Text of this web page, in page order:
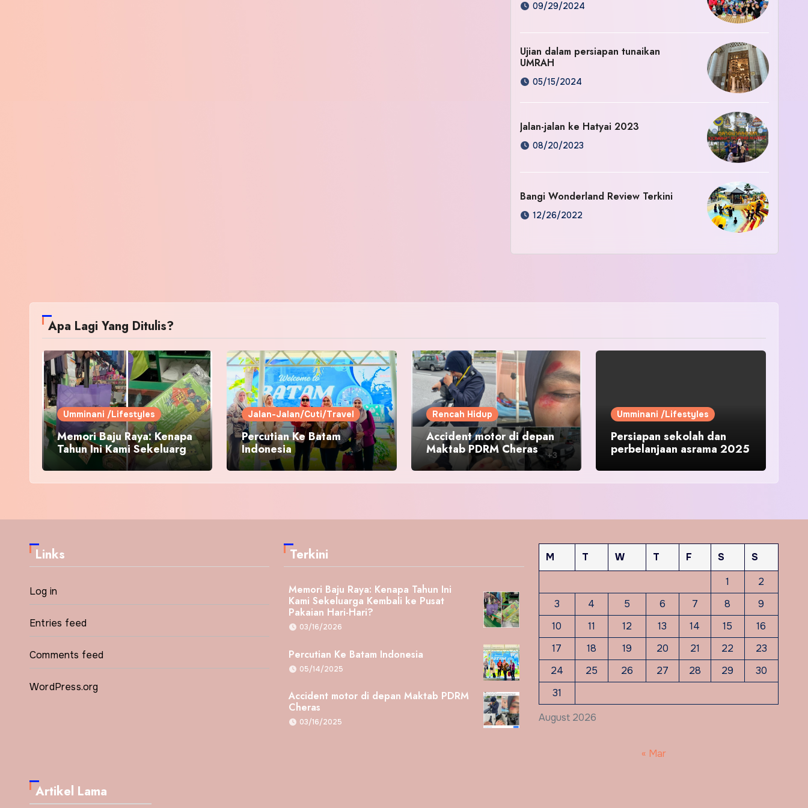
09/29/2024
Ujian dalam persiapan tunaikan
UMRAH
05/15/2024
Jalan-jalan ke Hatyai 2023
08/20/2023
Bangi Wonderland Review Terkini
12/26/2022
Apa Lagi Yang Ditulis?
Umminani /Lifestyles
Memori Baju Raya: Kenapa
Tahun Ini Kami Sekeluarga
Kembali ke Pusat Pakaian
Hari-Hari?
Jalan-Jalan/Cuti/Travel
Percutian Ke Batam
Indonesia
Rencah Hidup
Accident motor di depan
Maktab PDRM Cheras
Umminani /Lifestyles
Persiapan sekolah dan
perbelanjaan asrama 2025
Links
Log in
Entries feed
Comments feed
WordPress.org
Terkini
Memori Baju Raya: Kenapa Tahun Ini
Kami Sekeluarga Kembali ke Pusat
Pakaian Hari-Hari?
03/16/2026
Percutian Ke Batam Indonesia
05/14/2025
Accident motor di depan Maktab PDRM
Cheras
03/16/2025 August 2026
M T W T F S
S
1
2
3
4 5 6 7 8
9
10
11 12 13 14 15
16
17
18 19 20 21 22
23
24
25 26 27 28 29
30
31
« Mar
Artikel Lama